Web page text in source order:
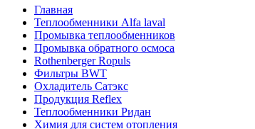
Главная
Теплообменники Alfa laval
Промывка теплообменников
Промывка обратного осмоса
Rothenberger Ropuls
Фильтры BWT
Охладитель Сатэкс
Продукция Reflex
Теплообменники Ридан
Химия для систем отопления